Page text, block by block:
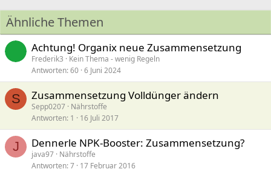
Ähnliche Themen
Achtung! Organix neue Zusammensetzung
Frederik3
Kein Thema - wenig Regeln
Antworten 60 6 Juni 2024
S Zusammensetzung Volldünger ändern
Sepp0207 Nährstoffe
Antworten 1 16 Juli 2017
J Dennerle NPK-Booster: Zusammensetzung?
java97 Nährstoffe
Antworten 7 17 Februar 2016